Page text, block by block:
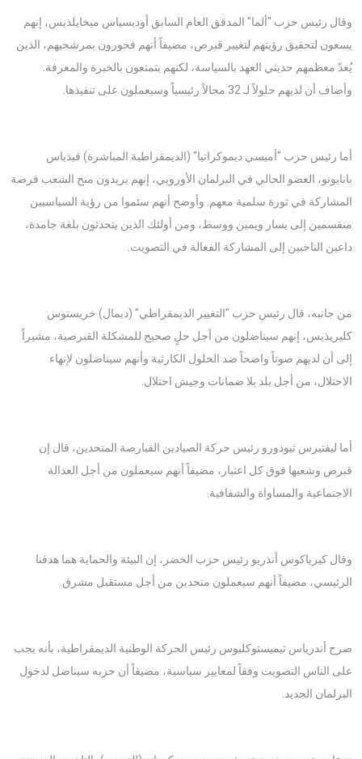
وقال رئيس حزب "ألما" المدقق العام السابق أوديسياس ميخايلذيس، إنهم
يسعون لتحقيق رؤيتهم لتغيير قبرص، مضيفاً أنهم فخورون بمرشحيهم، الذين
يُعدّ معظمهم حديثي العهد بالسياسة، لكنهم يتمتعون بالخبرة والمعرفة.
وأضاف أن لديهم حلولاً لـ 32 مجالاً رئيسياً وسيعملون على تنفيذها.
أما رئيس حزب "أميسي ديموكراتيا" (الديمقراطية المباشرة) فيذياس
بانايوتو، العضو الحالي في البرلمان الأوروبي، إنهم يريدون منح الشعب فرصة
المشاركة في ثورة سلمية معهم. وأوضح أنهم سئموا من رؤية السياسيين
منقسمين إلى يسار ويمين ووسط، ومن أولئك الذين يتحدثون بلغة جامدة،
داعين الناخبين إلى المشاركة الفعالة في التصويت.
من جانبه، قال رئيس حزب "التغيير الديمقراطي" (ديمال) خريستوس
كليريذيس، إنهم سيناضلون من أجل حلٍ صحيح للمشكلة القبرصية، مشيراً
إلى أن لديهم صوتاً واضحاً ضد الحلول الكارثية وأنهم سيناضلون لإنهاء
الاحتلال، من أجل بلد بلا ضمانات وجيش احتلال.
أما ليفتيرس ثيوذورو رئيس حركة الصيادين القبارصة المتحدين، قال إن
قبرص وشعبها فوق كل اعتبار، مضيفاً أنهم سيعملون من أجل العدالة
الاجتماعية والمساواة والشفافية.
وقال كيرياكوس أنذريو رئيس حزب الخضر، إن البيئة والحماية هما هدفنا
الرئيسي، مضيفاً أنهم سيعملون متحدين من أجل مستقبل مشرق.
صرح أندرياس ثيميستوكليوس رئيس الحركة الوطنية الديمقراطية، بأنه يجب
على الناس التصويت وفقاً لمعايير سياسية، مضيفاً أن حزبه سيناضل لدخول
البرلمان الجديد.